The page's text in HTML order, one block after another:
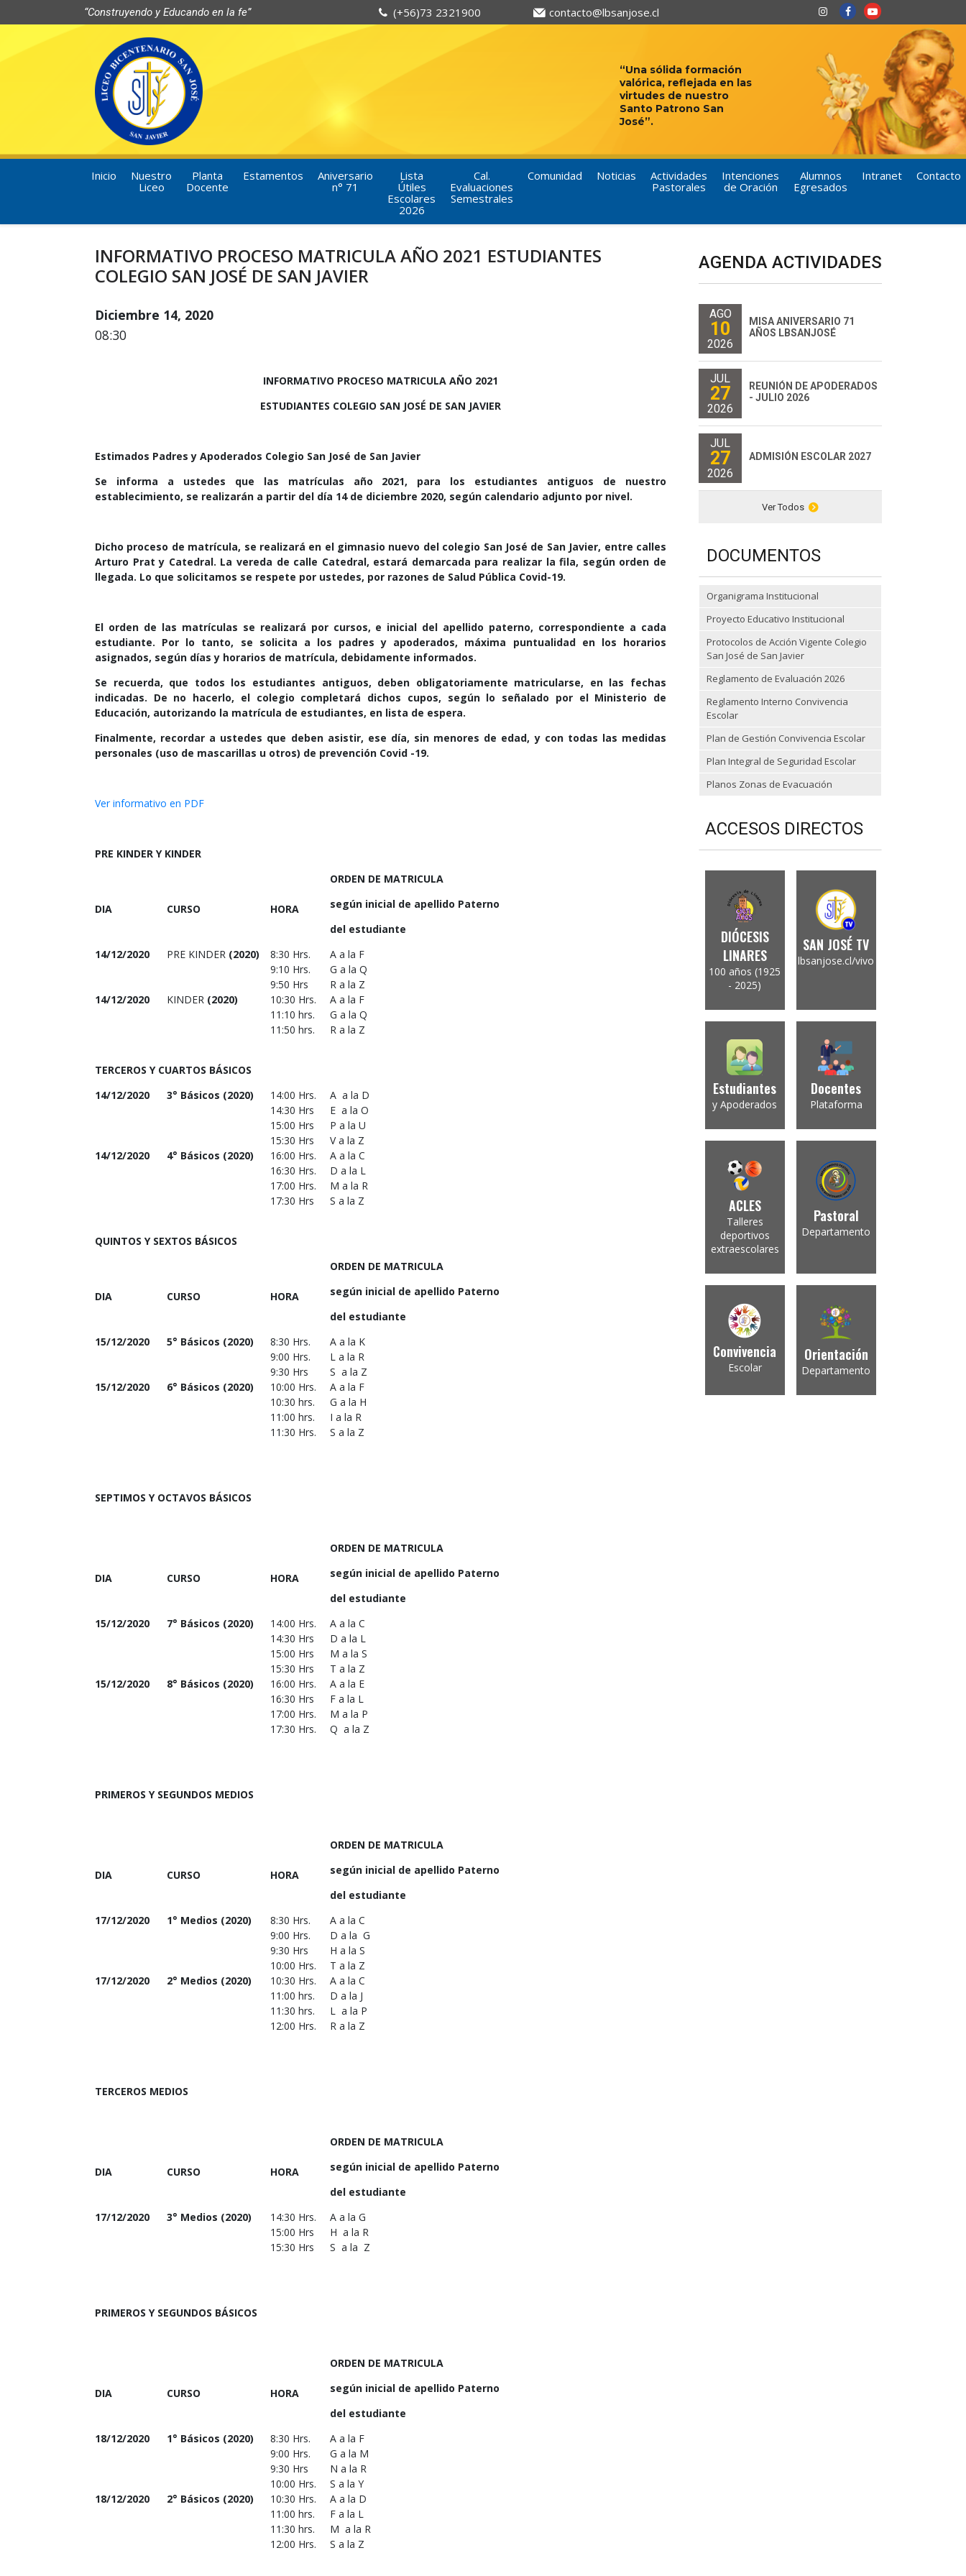
“Construyendo y Educando en la fe” (+56)73 2321900 contacto@lbsanjose.cl
“Una sólida formación
valórica, reflejada en las
virtudes de nuestro
Santo Patrono San
José”.
Inicio
Nuestro
Liceo
Planta
Docente
Estamentos
Aniversario
n° 71
Lista
Útiles
Escolares
2026
Cal.
Evaluaciones
Semestrales
Comunidad Noticias
Actividades
Pastorales
Intenciones
de Oración
Alumnos
Egresados
Intranet Contacto
INFORMATIVO PROCESO MATRICULA AÑO 2021 ESTUDIANTES
COLEGIO SAN JOSÉ DE SAN JAVIER
Diciembre 14, 2020
08:30
INFORMATIVO PROCESO MATRICULA AÑO 2021
ESTUDIANTES COLEGIO SAN JOSÉ DE SAN JAVIER
Estimados Padres y Apoderados Colegio San José de San Javier
Se informa a ustedes que las matrículas año 2021, para los estudiantes antiguos de nuestro
establecimiento, se realizarán a partir del día 14 de diciembre 2020, según calendario adjunto por nivel.
Dicho proceso de matrícula, se realizará en el gimnasio nuevo del colegio San José de San Javier, entre calles
Arturo Prat y Catedral. La vereda de calle Catedral, estará demarcada para realizar la fila, según orden de
llegada. Lo que solicitamos se respete por ustedes, por razones de Salud Pública Covid-19.
El orden de las matrículas se realizará por cursos, e inicial del apellido paterno, correspondiente a cada
estudiante. Por lo tanto, se solicita a los padres y apoderados, máxima puntualidad en los horarios
asignados, según días y horarios de matrícula, debidamente informados.
Se recuerda, que todos los estudiantes antiguos, deben obligatoriamente matricularse, en las fechas
indicadas. De no hacerlo, el colegio completará dichos cupos, según lo señalado por el Ministerio de
Educación, autorizando la matrícula de estudiantes, en lista de espera.
Finalmente, recordar a ustedes que deben asistir, ese día, sin menores de edad, y con todas las medidas
personales (uso de mascarillas u otros) de prevención Covid -19.
Ver informativo en PDF
PRE KINDER Y KINDER
DIA CURSO HORA
ORDEN DE MATRICULA
según inicial de apellido Paterno
del estudiante
14/12/2020
PRE KINDER (2020) 8:30 Hrs.
A a la F
9:10 Hrs.
G a la Q
9:50 Hrs
R a la Z
14/12/2020
KINDER (2020) 10:30 Hrs.
A a la F
11:10 hrs.
G a la Q
11:50 hrs.
R a la Z
TERCEROS Y CUARTOS BÁSICOS
14/12/2020
3° Básicos (2020) 14:00 Hrs.
A a la D
14:30 Hrs
E a la O
15:00 Hrs
P a la U
15:30 Hrs
V a la Z
14/12/2020
4° Básicos (2020) 16:00 Hrs.
A a la C
16:30 Hrs.
D a la L
17:00 Hrs.
M a la R
17:30 Hrs
S a la Z
QUINTOS Y SEXTOS BÁSICOS
DIA CURSO HORA
ORDEN DE MATRICULA
según inicial de apellido Paterno
del estudiante
15/12/2020
5° Básicos (2020) 8:30 Hrs.
A a la K
9:00 Hrs.
L a la R
9:30 Hrs
S a la Z
15/12/2020
6° Básicos (2020) 10:00 Hrs.
A a la F
10:30 hrs.
G a la H
11:00 hrs.
I a la R
11:30 Hrs.
S a la Z
SEPTIMOS Y OCTAVOS BÁSICOS
DIA CURSO HORA
ORDEN DE MATRICULA
según inicial de apellido Paterno
del estudiante
15/12/2020
7° Básicos (2020) 14:00 Hrs.
A a la C
14:30 Hrs
D a la L
15:00 Hrs
M a la S
15:30 Hrs
T a la Z
15/12/2020
8° Básicos (2020) 16:00 Hrs.
A a la E
16:30 Hrs
F a la L
17:00 Hrs.
M a la P
17:30 Hrs.
Q a la Z
PRIMEROS Y SEGUNDOS MEDIOS
DIA CURSO HORA
ORDEN DE MATRICULA
según inicial de apellido Paterno
del estudiante
17/12/2020
1° Medios (2020) 8:30 Hrs.
A a la C
9:00 Hrs.
D a la G
9:30 Hrs
H a la S
10:00 Hrs.
T a la Z
17/12/2020
2° Medios (2020) 10:30 Hrs.
A a la C
11:00 hrs.
D a la J
11:30 hrs.
L a la P
12:00 Hrs.
R a la Z
TERCEROS MEDIOS
DIA CURSO HORA
ORDEN DE MATRICULA
según inicial de apellido Paterno
del estudiante
17/12/2020
3° Medios (2020) 14:30 Hrs.
A a la G
15:00 Hrs
H a la R
15:30 Hrs
S a la Z
PRIMEROS Y SEGUNDOS BÁSICOS
DIA CURSO HORA
ORDEN DE MATRICULA
según inicial de apellido Paterno
del estudiante
18/12/2020
1° Básicos (2020) 8:30 Hrs.
A a la F
9:00 Hrs.
G a la M
9:30 Hrs
N a la R
10:00 Hrs.
S a la Y
18/12/2020
2° Básicos (2020) 10:30 Hrs.
A a la D
11:00 hrs.
F a la L
11:30 hrs.
M a la R
12:00 Hrs.
S a la Z
AGENDA ACTIVIDADES
AGO
10
2026
MISA ANIVERSARIO 71
AÑOS LBSANJOSÉ
JUL
27
2026
REUNIÓN DE APODERADOS
- JULIO 2026
JUL
27
2026
ADMISIÓN ESCOLAR 2027
Ver Todos
DOCUMENTOS
Organigrama Institucional
Proyecto Educativo Institucional
Protocolos de Acción Vigente Colegio
San José de San Javier
Reglamento de Evaluación 2026
Reglamento Interno Convivencia
Escolar
Plan de Gestión Convivencia Escolar
Plan Integral de Seguridad Escolar
Planos Zonas de Evacuación
ACCESOS DIRECTOS
DIÓCESIS
LINARES
100 años (1925
- 2025)
SAN JOSÉ TV
lbsanjose.cl/vivo
Estudiantes
y Apoderados
Docentes
Plataforma
ACLES
Talleres
deportivos
extraescolares
Pastoral
Departamento
Convivencia
Escolar
Orientación
Departamento